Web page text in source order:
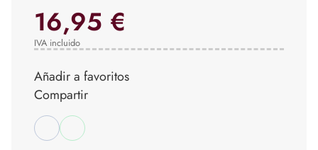
16,95 €
IVA incluido
Añadir a favoritos
Compartir